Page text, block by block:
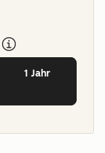
1 Jahr